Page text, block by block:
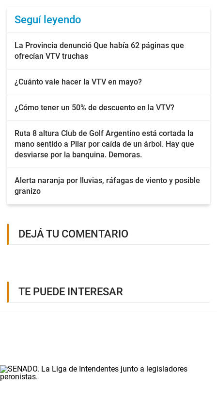
Seguí leyendo
La Provincia denunció Que había 62 páginas que
ofrecían VTV truchas
¿Cuánto vale hacer la VTV en mayo?
¿Cómo tener un 50% de descuento en la VTV?
Ruta 8 altura Club de Golf Argentino está cortada la
mano sentido a Pilar por caída de un árbol. Hay que
desviarse por la banquina. Demoras.
Alerta naranja por lluvias, ráfagas de viento y posible
granizo
DEJÁ TU COMENTARIO
TE PUEDE INTERESAR